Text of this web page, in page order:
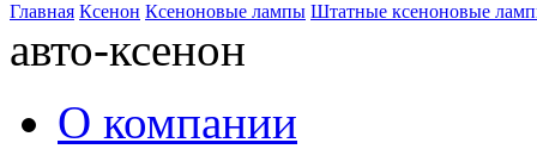
Главная Ксенон Ксеноновые лампы Штатные ксеноновые
авто-ксенон
О компании